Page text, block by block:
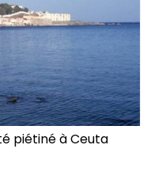
piétiné à Ceuta